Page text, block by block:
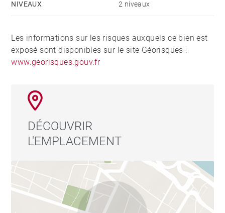
NIVEAUX 2 niveaux
Les informations sur les risques auxquels ce bien est
exposé sont disponibles sur le site Géorisques :
www.georisques.gouv.fr
DÉCOUVRIR
L'EMPLACEMENT